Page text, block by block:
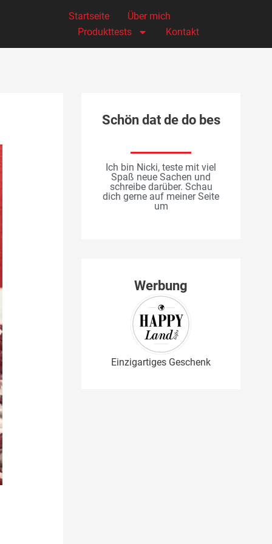
Startseite
Über mich
Produkttests
Kontakt
Schön dat de do bes
Ich bin Nicki, teste mit viel
Spaß neue Sachen und
schreibe darüber. Schau
dich gerne auf meiner Seite
um
Werbung
Einzigartiges Geschenk